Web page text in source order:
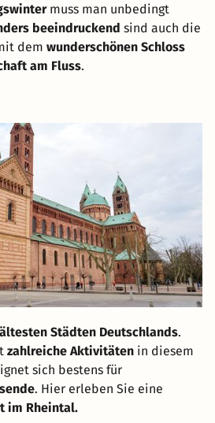
muss man unbedingt
beeindruckend sind auch die
dem wunderschönen Schloss
am Fluss.
ältesten Städten Deutschlands.
zahlreiche Aktivitäten in diesem
sich bestens für
. Hier erleben Sie eine
im Rheintal.